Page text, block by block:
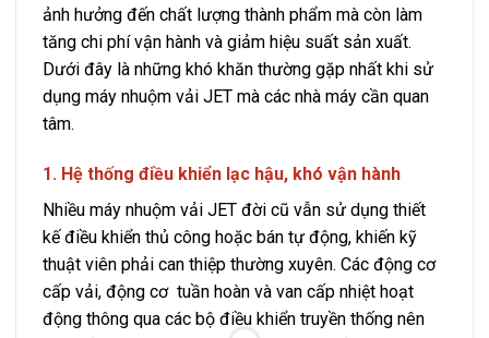
ảnh hưởng đến chất lượng thành phẩm mà còn làm
tăng chi phí vận hành và giảm hiệu suất sản xuất.
Dưới đây là những khó khăn thường gặp nhất khi sử
dụng máy nhuộm vải JET mà các nhà máy cần quan
tâm.
1. Hệ thống điều khiển lạc hậu, khó vận hành
Nhiều máy nhuộm vải JET đời cũ vẫn sử dụng thiết
kế điều khiển thủ công hoặc bán tự động, khiến kỹ
thuật viên phải can thiệp thường xuyên. Các động cơ
cấp vải, động cơ tuần hoàn và van cấp nhiệt hoạt
động thông qua các bộ điều khiển truyền thống nên